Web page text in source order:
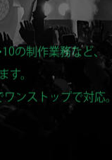
の制作業務など、
す。
ンストップで対応。